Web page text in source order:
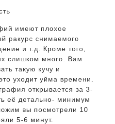
имеют плохое
ракурс снимаемого
и т.д. Кроме того,
слишком много. Вам
такую кучу и
уходит уйма времени.
открывается за 3-
её детально- минимум
вы посмотрели 10
5-6 минут.